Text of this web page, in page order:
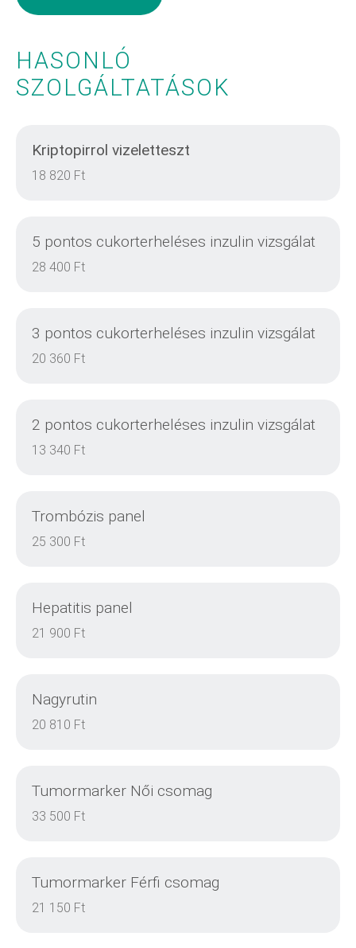
HASONLÓ
SZOLGÁLTATÁSOK
Kriptopirrol vizeletteszt
18 820 Ft
5 pontos cukorterheléses inzulin vizsgálat
28 400 Ft
3 pontos cukorterheléses inzulin vizsgálat
20 360 Ft
2 pontos cukorterheléses inzulin vizsgálat
13 340 Ft
Trombózis panel
25 300 Ft
Hepatitis panel
21 900 Ft
Nagyrutin
20 810 Ft
Tumormarker Női csomag
33 500 Ft
Tumormarker Férfi csomag
21 150 Ft